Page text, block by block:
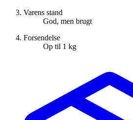
Varens stand
God, men brugt
Forsendelse
Op til 1 kg